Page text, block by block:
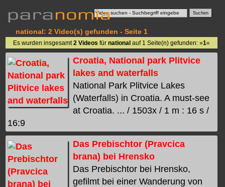
national: 2 Video(s) gefunden - Seite 1
Es wurden insgesamt 2 Videos für nationalauf 1 Seite(n) gefunden: »1«
Croatia, National park Plitvice
lakes and waterfalls
National Park Plitvice Lakes
(Waterfalls) in Croatia. A must-see
at Croatia. ... / 1503x / 1 m : 16 s /
16:9
Das Prebischtor (Pravcica
brana) bei Hrensko
Das Prebischtor bei Hrensko,
gefilmt bei einer Wanderung von